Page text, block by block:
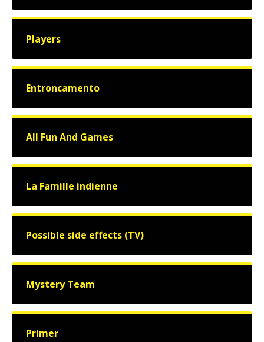
Players
Entroncamento
All Fun And Games
La Famille indienne
Possible side effects (TV)
Mystery Team
Primer